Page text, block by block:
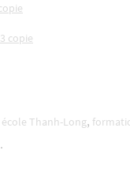
école Thanh-Long,
.